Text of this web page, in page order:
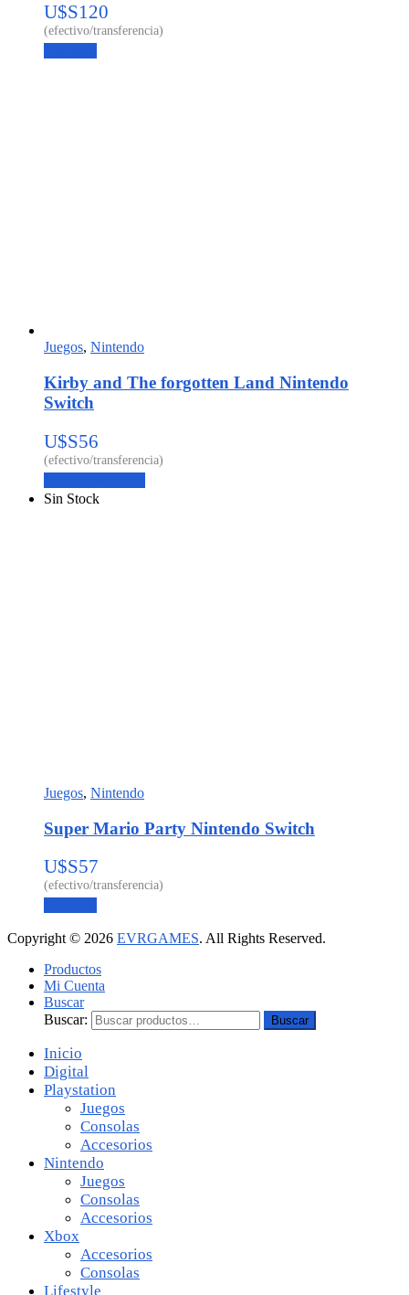
U$S120
Juegos, Nintendo
Kirby and The forgotten Land Nintendo
Switch
U$S56
Sin Stock
Juegos, Nintendo
Super Mario Party Nintendo Switch
U$S57
Copyright © 2026 EVRGAMES. All Rights Reserved.
Productos
Mi Cuenta
Buscar
Buscar:
Buscar
Inicio
Digital
Playstation
Juegos
Consolas
Accesorios
Nintendo
Juegos
Consolas
Accesorios
Xbox
Accesorios
Consolas
Lifestyle